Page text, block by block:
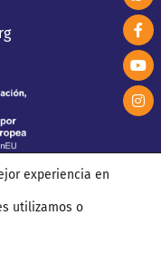
reservados.
experiencia en
utilizamos o